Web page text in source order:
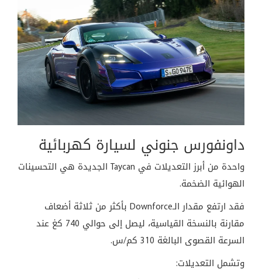
داونفورس جنوني لسيارة كهربائية
واحدة من أبرز التعديلات في Taycan الجديدة هي التحسينات
الهوائية الضخمة.
فقد ارتفع مقدار الـDownforce بأكثر من ثلاثة أضعاف
مقارنة بالنسخة القياسية، ليصل إلى حوالي 740 كغ عند
السرعة القصوى البالغة 310 كم/س.
وتشمل التعديلات: